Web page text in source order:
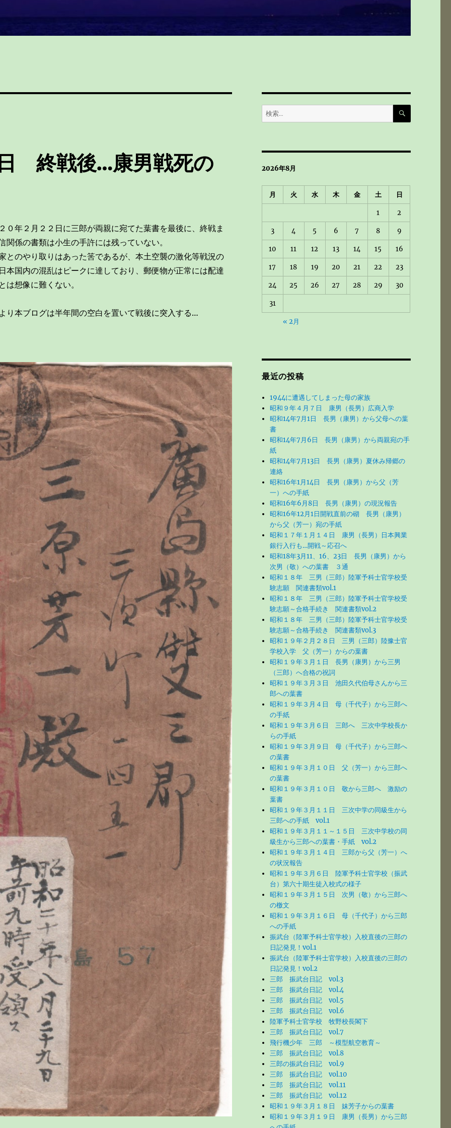
終戦後…康男戦死の
０年２月２２日に三郎が両親に宛てた葉書を最後に、終戦ま
関係の書類は小生の手許には残っていない。
とのやり取りはあった筈であるが、本土空襲の激化等戦況の
本国内の混乱はピークに達しており、郵便物が正常には配達
は想像に難くない。
り本ブログは半年間の空白を置いて戦後に突入する…
検
索:
検
2026年8月
月 火 水 木 金 土 日
1 2
3 4 5 6 7 8 9
10 11 12 13 14 15 16
17 18 19 20 21 22 23
24 25 26 27 28 29 30
31
« 2月
最近の投稿
1944に遭遇してしまった母の家族
昭和９年４月７日 康男（長男）広商入学
昭和14年7月1日 長男（康男）から父母への葉
書
昭和14年7月6日 長男（康男）から両親宛の手
紙
昭和14年7月13日 長男（康男）夏休み帰郷の
連絡
昭和16年1月14日 長男（康男）から父（芳
一）への手紙
昭和16年6月8日 長男（康男）の現況報告
昭和16年12月1日開戦直前の砌 長男（康男）
から父（芳一）宛の手紙
昭和１７年１月１４日 康男（長男）日本興業
銀行入行も…開戦～応召へ
昭和18年3月11、16、23日 長男（康男）から
次男（敬）への葉書 ３通
昭和１８年 三男（三郎）陸軍予科士官学校受
験志願 関連書類vol.1
昭和１８年 三男（三郎）陸軍予科士官学校受
験志願～合格手続き 関連書類vol.2
昭和１８年 三男（三郎）陸軍予科士官学校受
験志願～合格手続き 関連書類vol.3
昭和１９年２月２８日 三男（三郎）陸豫士官
学校入学 父（芳一）からの葉書
昭和１９年３月１日 長男（康男）から三男
（三郎）へ合格の祝詞
昭和１９年３月３日 池田久代伯母さんから三
郎への葉書
昭和１９年３月４日 母（千代子）から三郎へ
の手紙
昭和１９年３月６日 三郎へ 三次中学校長か
らの手紙
昭和１９年３月９日 母（千代子）から三郎へ
の葉書
昭和１９年３月１０日 父（芳一）から三郎へ
の葉書
昭和１９年３月１０日 敬から三郎へ 激励の
葉書
昭和１９年３月１１日 三次中学の同級生から
三郎への手紙 vol.1
昭和１９年３月１１～１５日 三次中学校の同
級生から三郎への葉書・手紙 vol.2
昭和１９年３月１４日 三郎から父（芳一）へ
の状況報告
昭和１９年３月６日 陸軍予科士官学校（振武
台）第六十期生徒入校式の様子
昭和１９年３月１５日 次男（敬）から三郎へ
の檄文
昭和１９年３月１６日 母（千代子）から三郎
への手紙
振武台（陸軍予科士官学校）入校直後の三郎の
日記発見！vol.1
振武台（陸軍予科士官学校）入校直後の三郎の
日記発見！vol.2
三郎 振武台日記 vol.3
三郎 振武台日記 vol.4
三郎 振武台日記 vol.5
三郎 振武台日記 vol.6
陸軍予科士官学校 牧野校長閣下
三郎 振武台日記 vol.7
飛行機少年 三郎 ～模型航空教育～
三郎 振武台日記 vol.8
三郎の振武台日記 vol.9
三郎 振武台日記 vol.10
三郎 振武台日記 vol.11
三郎 振武台日記 vol.12
昭和１９年３月１８日 妹芳子からの葉書
昭和１９年３月１９日 康男（長男）から三郎